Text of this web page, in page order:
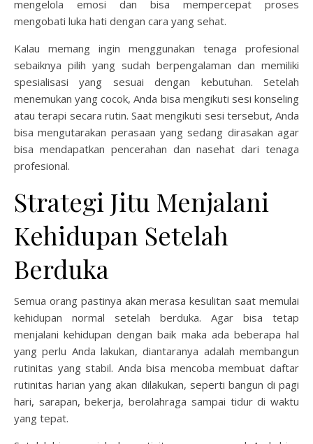
mengelola emosi dan bisa mempercepat proses
mengobati luka hati dengan cara yang sehat.
Kalau memang ingin menggunakan tenaga profesional
sebaiknya pilih yang sudah berpengalaman dan memiliki
spesialisasi yang sesuai dengan kebutuhan. Setelah
menemukan yang cocok, Anda bisa mengikuti sesi konseling
atau terapi secara rutin. Saat mengikuti sesi tersebut, Anda
bisa mengutarakan perasaan yang sedang dirasakan agar
bisa mendapatkan pencerahan dan nasehat dari tenaga
profesional.
Strategi Jitu Menjalani
Kehidupan Setelah
Berduka
Semua orang pastinya akan merasa kesulitan saat memulai
kehidupan normal setelah berduka. Agar bisa tetap
menjalani kehidupan dengan baik maka ada beberapa hal
yang perlu Anda lakukan, diantaranya adalah membangun
rutinitas yang stabil. Anda bisa mencoba membuat daftar
rutinitas harian yang akan dilakukan, seperti bangun di pagi
hari, sarapan, bekerja, berolahraga sampai tidur di waktu
yang tepat.